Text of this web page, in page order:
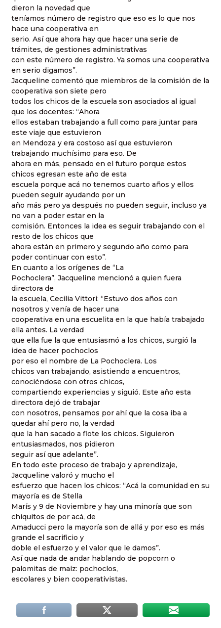
dieron la novedad que
teníamos número de registro que eso es lo que nos
hace una cooperativa en
serio. Así que ahora hay que hacer una serie de
trámites, de gestiones administrativas
con este número de registro. Ya somos una cooperativa
en serio digamos”.
Jacqueline comentó que miembros de la comisión de la
cooperativa son siete pero
todos los chicos de la escuela son asociados al igual
que los docentes: “Ahora
ellos estaban trabajando a full como para juntar para
este viaje que estuvieron
en Mendoza y era costoso así que estuvieron
trabajando muchísimo para eso. De
ahora en más, pensado en el futuro porque estos
chicos egresan este año de esta
escuela porque acá no tenemos cuarto años y ellos
pueden seguir ayudando por un
año más pero ya después no pueden seguir, incluso ya
no van a poder estar en la
comisión. Entonces la idea es seguir trabajando con el
resto de los chicos que
ahora están en primero y segundo año como para
poder continuar con esto”.
En cuanto a los orígenes de “La
Pochoclera”, Jacqueline mencionó a quien fuera
directora de
la escuela, Cecilia Vittori: “Estuvo dos años con
nosotros y venía de hacer una
cooperativa en una escuelita en la que había trabajado
ella antes. La verdad
que ella fue la que entusiasmó a los chicos, surgió la
idea de hacer pochoclos
por eso el nombre de La Pochoclera. Los
chicos van trabajando, asistiendo a encuentros,
conociéndose con otros chicos,
compartiendo experiencias y siguió. Este año esta
directora dejó de trabajar
con nosotros, pensamos por ahí que la cosa iba a
quedar ahí pero no, la verdad
que la han sacado a flote los chicos. Siguieron
entusiasmados, nos pidieron
seguir así que adelante”.
En todo este proceso de trabajo y aprendizaje,
Jacqueline valoró y mucho el
esfuerzo que hacen los chicos: “Acá la comunidad en su
mayoría es de Stella
Marís y 9 de Noviembre y hay una minoría que son
chiquitos de por acá, de
Amaducci pero la mayoría son de allá y por eso es más
grande el sacrificio y
doble el esfuerzo y el valor que le damos”.
Así que nada de andar hablando de popcorn o
palomitas de maíz: pochoclos,
escolares y bien cooperativistas.